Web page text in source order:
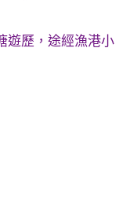
遊歷，途經漁港小